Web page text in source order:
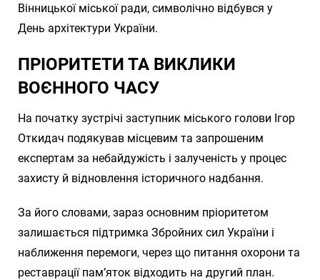
Вінницької міської ради, символічно відбувся у
День архітектури України.
ПРІОРИТЕТИ ТА ВИКЛИКИ
ВОЄННОГО ЧАСУ
На початку зустрічі заступник міського голови Ігор
Откидач подякував місцевим та запрошеним
експертам за небайдужість і залученість у процес
захисту й відновлення історичного надбання.
За його словами, зараз основним пріоритетом
залишається підтримка Збройних сил України і
наближення перемоги, через що питання охорони та
реставрації пам’яток відходить на другий план.